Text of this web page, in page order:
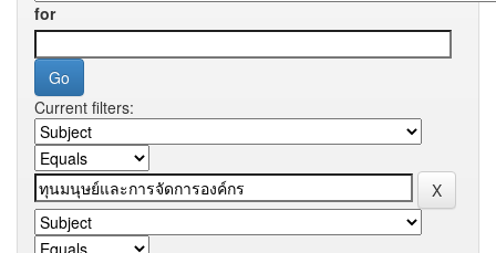
for
Current filters: